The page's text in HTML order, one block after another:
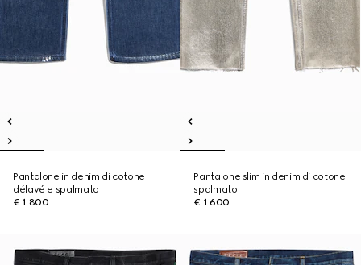
Pantalone in denim di cotone
délavé e spalmato
€ 1.800
Pantalone slim in denim di cotone
spalmato
€ 1.600